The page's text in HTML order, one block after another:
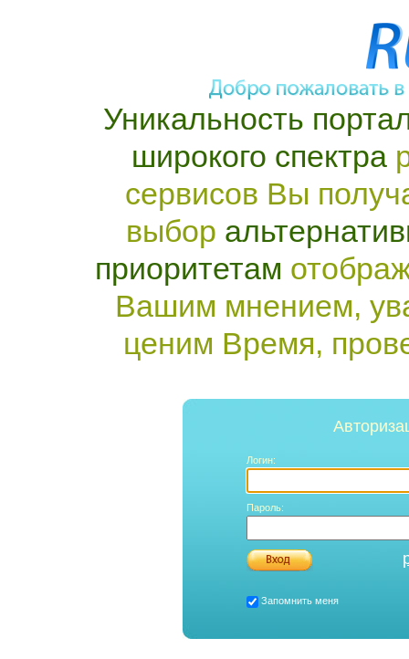
Уникальность
широкого спектра
сервисов Вы
выбор
приоритетам
Вашим мнением,
ценим Время,
Логин:
Пароль:
Запомнить меня